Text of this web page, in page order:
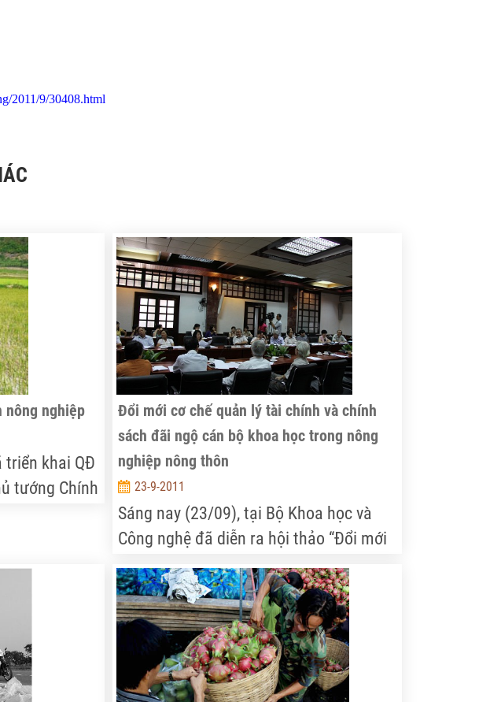
2011/9/30408.html
nông nghiệp
triển khai QĐ
tướng Chính
Đổi mới cơ chế quản lý tài chính và chính
sách đãi ngộ cán bộ khoa học trong nông
nghiệp nông thôn
23-9-2011
Sáng nay (23/09), tại Bộ Khoa học và
Công nghệ đã diễn ra hội thảo “Đổi mới
cơ chế quản lý tài chính và chính sách
đãi ngộ cán bộ khoa học trong nông
nghiệp nông thôn” do Bộ KHCN phối hợp
cùng Tạp chí Tia sáng tổ chức.